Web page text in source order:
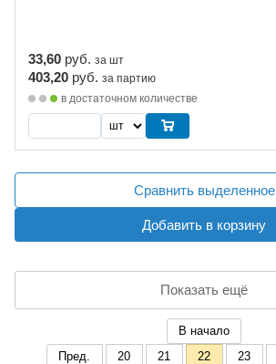
33,60 руб. за шт
403,20 руб. за партию
в достаточном количестве
Сравнить выделенное
Добавить в корзину
Показать ещё
В начало
Пред.
20 21 22 23